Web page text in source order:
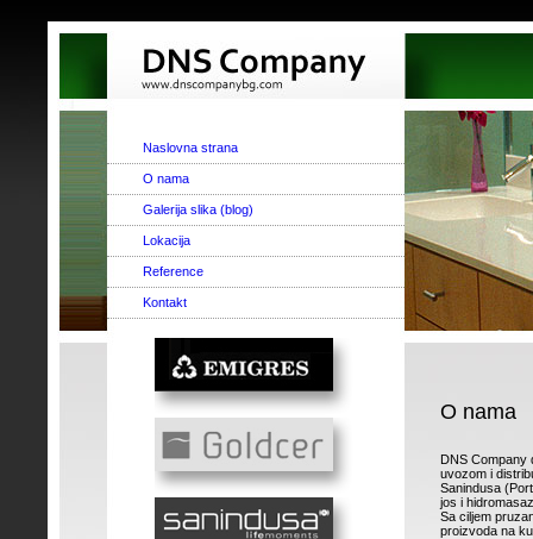
Naslovna strana
O nama
Galerija slika (blog)
Lokacija
Reference
Kontakt
O nama
DNS Company
uvozom i
Sanindusa
jos i
Sa ciljem
proizvoda na